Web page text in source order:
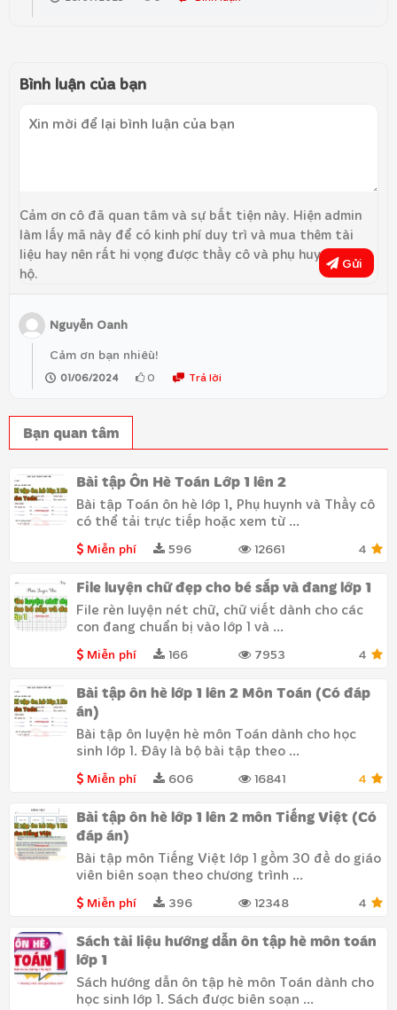
Bình luận của bạn
Cảm ơn cô đã quan tâm và sự bất tiện này. Hiện admin
làm lấy mã này để có kinh phí duy trì và mua thêm tài
liệu hay nên rất hi vọng được thầy cô và phụ huynh ủng
hộ.
Gửi
Nguyễn Oanh
Cảm ơn bạn nhiêù!
01/06/2024 0 Trả lời
Bạn quan tâm
Bài tập Ôn Hè Toán Lớp 1 lên 2
Bài tập Toán ôn hè lớp 1, Phụ huynh và Thầy cô
có thể tải trực tiếp hoặc xem từ ...
Miễn phí 596 12661 4
File luyện chữ đẹp cho bé sắp và đang lớp 1
File rèn luyện nét chữ, chữ viết dành cho các
con đang chuẩn bị vào lớp 1 và ...
Miễn phí 166 7953 4
Bài tập ôn hè lớp 1 lên 2 Môn Toán (Có đáp
án)
Bài tập ôn luyện hè môn Toán dành cho học
sinh lớp 1. Đây là bộ bài tập theo ...
Miễn phí 606 16841 4
Bài tập ôn hè lớp 1 lên 2 môn Tiếng Việt (Có
đáp án)
Bài tập môn Tiếng Việt lớp 1 gồm 30 đề do giáo
viên biên soạn theo chương trình ...
Miễn phí 396 12348 4
Sách tài liệu hướng dẫn ôn tập hè môn toán
lớp 1
Sách hướng dẫn ôn tập hè môn Toán dành cho
học sinh lớp 1. Sách được biên soạn ...